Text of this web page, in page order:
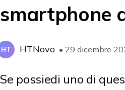
smartphone
HT HTNovo • 29 dicembre
Se possiedi uno di